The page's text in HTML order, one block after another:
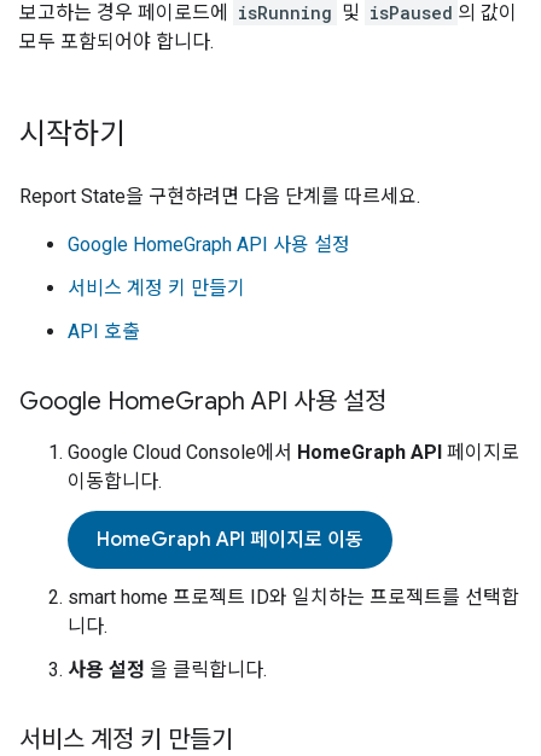
보고하는 경우 페이로드에
isRunning 및 isPaused 의 값이
모두 포함되어야 합니다.
시작하기
Report State을 구현하려면 다음 단계를 따르세요.
Google HomeGraph API 사용 설정
서비스 계정 키 만들기
API 호출
Google HomeGraph API 사용 설정
Google Cloud Console에서 HomeGraph API 페이지로
이동합니다.
HomeGraph API 페이지로 이동
smart home 프로젝트 ID와 일치하는 프로젝트를 선택합
니다.
사용 설정 을 클릭합니다.
서비스 계정 키 만들기